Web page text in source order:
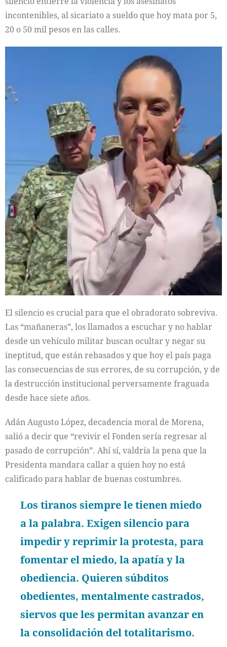
incontenibles, al sicariato a sueldo que hoy mata por 5,
20 o 50 mil pesos en las calles.
El silencio es crucial para que el obradorato sobreviva.
Las “mañaneras”, los llamados a escuchar y no hablar
desde un vehículo militar buscan ocultar y negar su
ineptitud, que están rebasados y que hoy el país paga
las consecuencias de sus errores, de su corrupción, y de
la destrucción institucional perversamente fraguada
desde hace siete años.
Adán Augusto López, decadencia moral de Morena,
salió a decir que “revivir el Fonden sería regresar al
pasado de corrupción”. Ahí sí, valdría la pena que la
Presidenta mandara callar a quien hoy no está
calificado para hablar de buenas costumbres.
Los tiranos siempre le tienen miedo
a la palabra. Exigen silencio para
impedir y reprimir la protesta, para
fomentar el miedo, la apatía y la
obediencia. Quieren súbditos
obedientes, mentalmente castrados,
siervos que les permitan avanzar en
la consolidación del totalitarismo.